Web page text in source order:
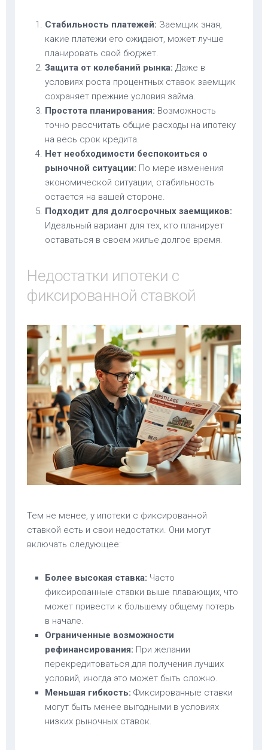
Стабильность платежей: Заемщик зная,
какие платежи его ожидают, может лучше
планировать свой бюджет.
Защита от колебаний рынка: Даже в
условиях роста процентных ставок заемщик
сохраняет прежние условия займа.
Простота планирования: Возможность
точно рассчитать общие расходы на ипотеку
на весь срок кредита.
Нет необходимости беспокоиться о
рыночной ситуации: По мере изменения
экономической ситуации, стабильность
остается на вашей стороне.
Подходит для долгосрочных заемщиков:
Идеальный вариант для тех, кто планирует
оставаться в своем жилье долгое время.
Недостатки ипотеки с
фиксированной ставкой
Тем не менее, у ипотеки с фиксированной
ставкой есть и свои недостатки. Они могут
включать следующее:
Более высокая ставка: Часто
фиксированные ставки выше плавающих, что
может привести к большему общему потерь
в начале.
Ограниченные возможности
рефинансирования: При желании
перекредитоваться для получения лучших
условий, иногда это может быть сложно.
Меньшая гибкость: Фиксированные ставки
могут быть менее выгодными в условиях
низких рыночных ставок.